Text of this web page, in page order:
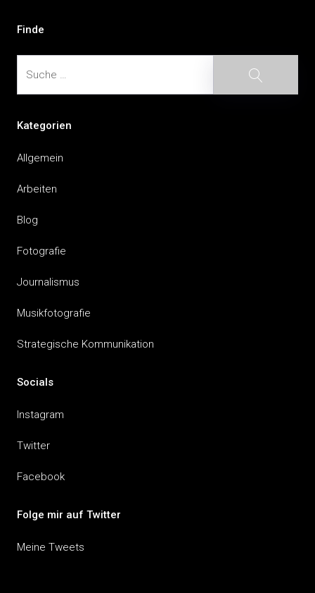
Finde
Suche
Kategorien
Allgemein
Arbeiten
Blog
Fotografie
Journalismus
Musikfotografie
Strategische Kommunikation
Socials
Instagram
Twitter
Facebook
Folge mir auf Twitter
Meine Tweets